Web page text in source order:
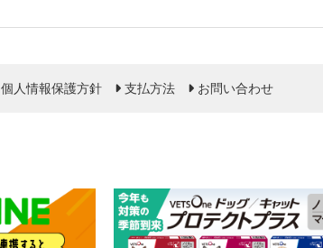
個人情報保護方針 支払方法 お問い合わせ